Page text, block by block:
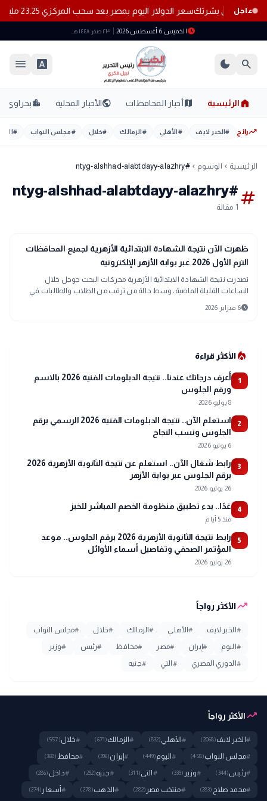
عاجل سعر الدولار اليوم بمصر بعد سحب المركزي 23.25 مليار دولار من البنوك
scheduleالخميس 6 أغسطس 2026 ٢٣ صفر ١٤٤٨ هـ
search
dark_mode
font_download
menu
home الرئيسية mapأخبار المحافظات publicالأخبار المحلية location_cityبحراوي
trending_upرائج #الخبر لايف #الأهلي #الزمالك #خلال #مجلس النواب #
الرئيسية chevron_left الوسوم chevron_left
#ntyg-alshhad-alabtdayy-alazhry
tag
#ntyg-alshhad-alabtdayy-alazhry
1 مقالة
school
مدارس وجامعات
ظهرت الآن نتيجة الشهادة الابتدائية الأزهرية لجميع المحافظات
الترم الأول 2026 عبر بوابة الأزهر الإلكترونية
تصدرت نتيجة الشهادة الابتدائية الأزهرية محركات البحث جوجل خلال
الساعات القليلة الماضية، وسط حالة من ترقب من الطلاب والطالبات في
جميع محافظات جمهورية مصر العربية، خلال السطور التالية سنتعرف على
كيفية الحصول على النتيجة برقم الجلوس.
schedule6 فبراير 2026
local_fire_departmentالأكثر قراءة
1
أعرف درجاتك عندنا.. نتيجة الدبلومات الفنية 2026 بالاسم
ورقم الجلوس
8 يوليو 2026
2
استعلم الآن.. نتيجة الدبلومات الفنية 2026 الرسمي برقم
الجلوس ونسب النجاح
6 يوليو 2026
3
رابط شغال الآن.. استعلم عن نتيجة الثانوية الأزهرية 2026
برقم الجلوس عبر بوابة الأزهر
26 يوليو 2026
4 غدًا.. بدء تطبيق منظومة الخصم المباشر للخبز
منذ 5 أيام
5
رابط نتيجة الثانوية الأزهرية 2026 برقم الجلوس.. موعد
المؤتمر الصحفي وتفاصيل أسماء الأوائل
26 يوليو 2026
trending_upالأكثر رواجاً
# الخبر لايف #الأهلي #الزمالك #خلال #مجلس النواب
# اليوم # إيران #مصر #محافظ #رئيس #وزير
# الدوري المصري # التي #جنيه
trending_upالأكثر رواجاً
# الخبر لايف(2068)
#الأهلي(832)
#الزمالك(671)
#خلال(557)
#مجلس النواب(458)
#اليوم(449)
#إيران(396)
#محافظ (368)
#رئيس(344)
#وزير (339)
# التي(311)
#جنيه(292)
#داخل (286)
#محمد صلاح (283)
#منتخب مصر (282)
#الذهب(278)
#أسعار (274)